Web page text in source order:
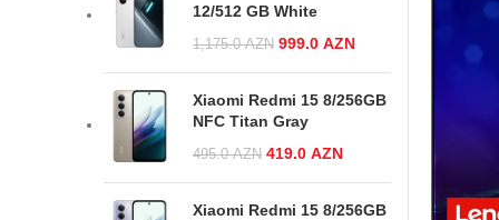
12/512 GB White
1,175.0AZN Original price
1,175.0 AZN.
999.0 AZN
999.0 AZN.
Xiaomi Redmi 15 8/256GB
NFC Titan Gray
495.0AZN Original price was:
419.0 AZN
419.0 AZN.
Xiaomi Redmi 15 8/256GB